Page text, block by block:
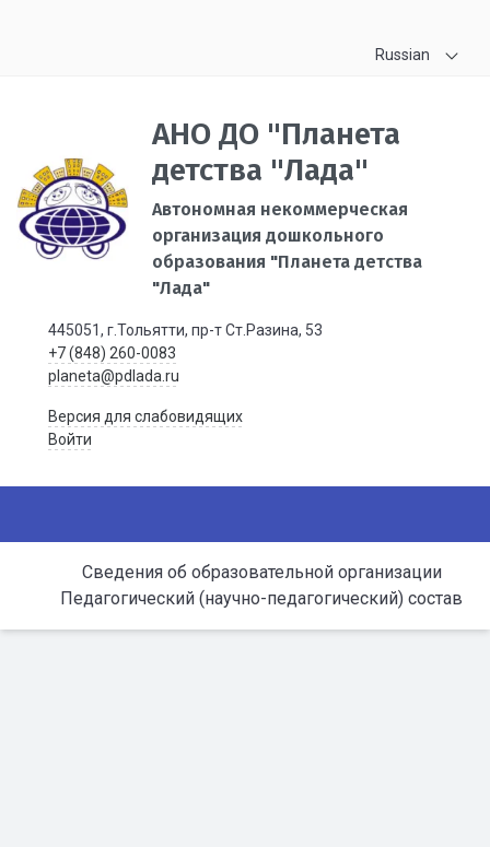
Russian
АНО ДО "Планета
детства "Лада"
Автономная некоммерческая
организация дошкольного
образования "Планета детства
"Лада"
445051, г.Тольятти, пр-т Ст.Разина, 53
+7 (848) 260-0083
planeta@pdlada.ru
Версия для слабовидящих
Войти
Сведения об образовательной организации
Педагогический (научно-педагогический) состав